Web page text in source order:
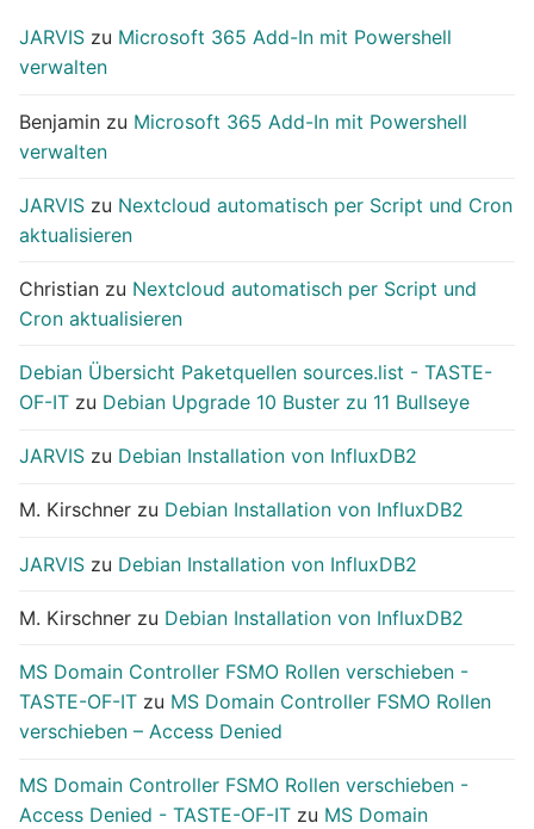
JARVIS zu Microsoft 365 Add-In mit Powershell
verwalten
Benjamin zu Microsoft 365 Add-In mit Powershell
verwalten
JARVIS zu Nextcloud automatisch per Script und Cron
aktualisieren
Christian zu Nextcloud automatisch per Script und
Cron aktualisieren
Debian Übersicht Paketquellen sources.list - TASTE-
OF-IT zu Debian Upgrade 10 Buster zu 11 Bullseye
JARVIS zu Debian Installation von InfluxDB2
M. Kirschner zu Debian Installation von InfluxDB2
JARVIS zu Debian Installation von InfluxDB2
M. Kirschner zu Debian Installation von InfluxDB2
MS Domain Controller FSMO Rollen verschieben -
TASTE-OF-IT zu MS Domain Controller FSMO Rollen
verschieben – Access Denied
MS Domain Controller FSMO Rollen verschieben -
Access Denied - TASTE-OF-IT zu MS Domain